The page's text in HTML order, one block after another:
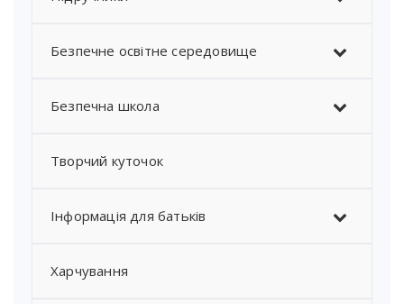
Безпечне освітне середовище
Безпечна школа
Творчий куточок
Інформація для батьків
Харчування